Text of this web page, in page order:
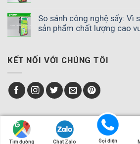
So sánh công nghệ sấy: Vì
sản phẩm chất lượng cao
KẾT NỐI VỚI CHÚNG TÔI
Copyright ® 2023Máy sấy lạnh
Tìm đường Chat Zalo Gọi điện